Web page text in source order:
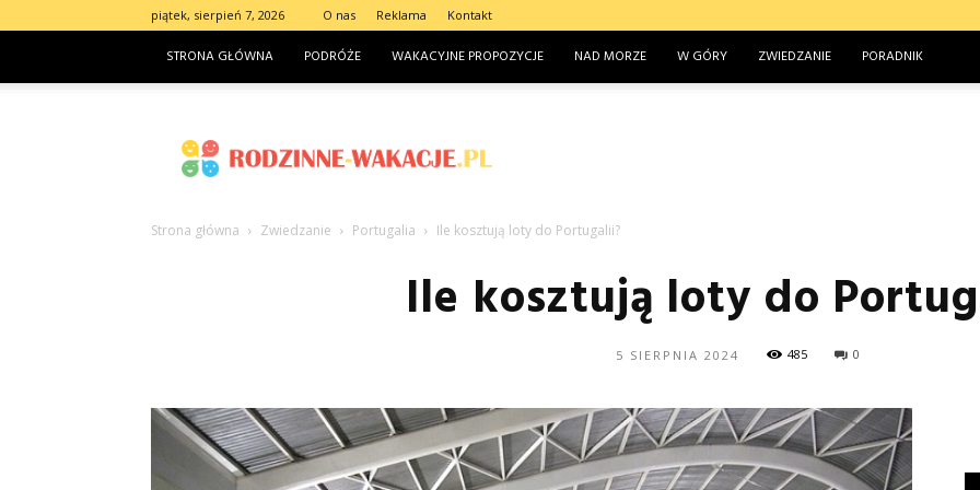
piątek, sierpień 7, 2026 O nas Reklama Kontakt
STRONA GŁÓWNA PODRÓŻE WAKACYJNE PROPOZYCJE NAD MORZE W GÓRY ZWIEDZANIE PORADNIK
wakacje.pl
Strona główna Zwiedzanie Portugalia Ile kosztują loty do Portugalii?
Ile kosztują loty do
5 SIERPNIA 2024 485 0